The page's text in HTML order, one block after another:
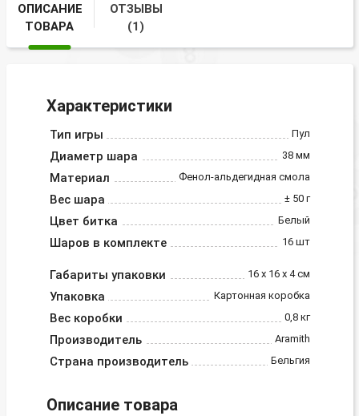
ОПИСАНИЕ
ТОВАРА
ОТЗЫВЫ
(1)
Характеристики
Тип игры Пул
Диаметр шара 38 мм
Материал Фенол-альдегидная смола
Вес шара ± 50 г
Цвет битка Белый
Шаров в комплекте 16 шт
Габариты упаковки 16 x 16 x 4 см
Упаковка Картонная коробка
Вес коробки 0,8 кг
Производитель Aramith
Страна производитель Бельгия
Описание товара